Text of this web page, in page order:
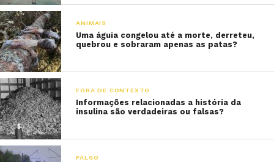
ANIMAIS
Uma águia congelou até a morte, derreteu,
quebrou e sobraram apenas as patas?
FORA DE CONTEXTO
Informações relacionadas a história da
insulina são verdadeiras ou falsas?
FALSO